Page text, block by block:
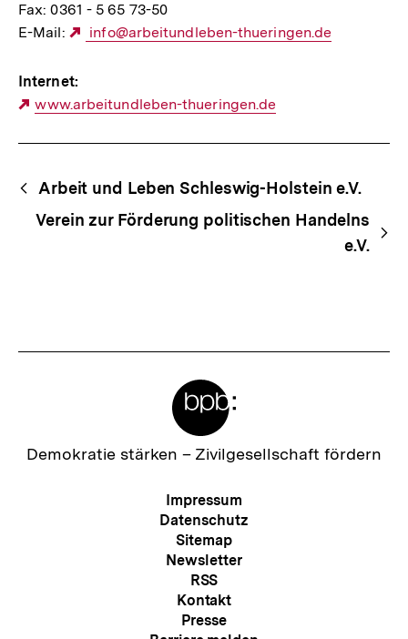
Fax: 0361 - 5 65 73-50
E-Mail:
Externer
info@arbeitundleben-thueringen.de
Internet:
Externer
www.arbeitundleben-thueringen.de
Begriffsnavigation
Content-
Navigation
Arbeit und Leben Schleswig-Holstein e.V.
Verein zur Förderung politischen Handelns
e.V.
Zur
Demokratie stärken – Zivilgesellschaft fördern
Meta-
Navigation
Impressum
Datenschutz
Sitemap
Newsletter
RSS
Kontakt
Presse